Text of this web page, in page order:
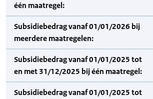
één maatregel:
Subsidiebedrag vanaf 01/01/2026 bij
meerdere maatregelen:
Subsidiebedrag vanaf 01/01/2025 tot
en met 31/12/2025 bij één maatregel:
Subsidiebedrag vanaf 01/01/2025 tot